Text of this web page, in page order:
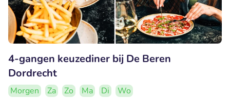
4-gangen keuzediner bij De Beren
Dordrecht
Morgen Za Zo Ma Di
Wo